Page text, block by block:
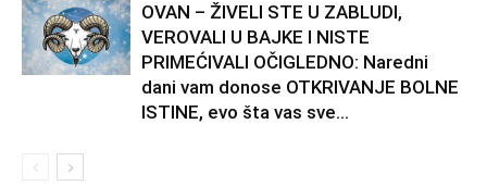
OVAN – ŽIVELI STE U ZABLUDI,
VEROVALI U BAJKE I NISTE
PRIMEĆIVALI OČIGLEDNO: Naredni
dani vam donose OTKRIVANJE BOLNE
ISTINE, evo šta vas sve...